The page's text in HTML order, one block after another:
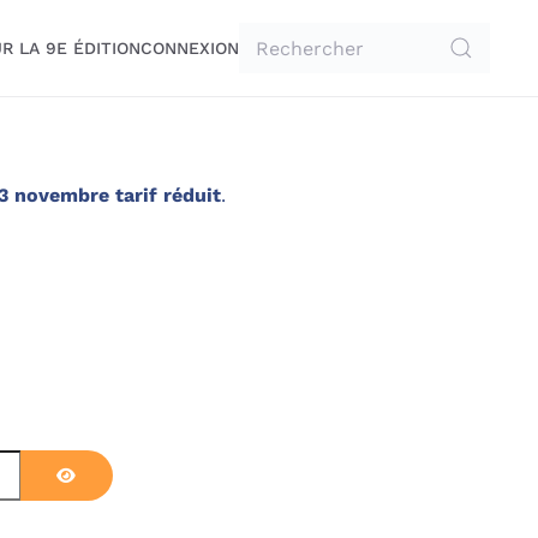
LA 9E ÉDITIONCONNEXION
novembre tarif réduit.